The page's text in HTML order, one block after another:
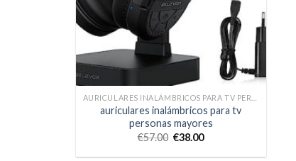
auriculares inalámbricos para tv
personas mayores
€57.00 €38.00